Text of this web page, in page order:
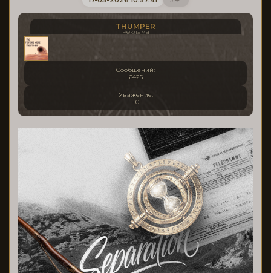
THUMPER
Реклама
Сообщений:
6425
Уважение:
+0